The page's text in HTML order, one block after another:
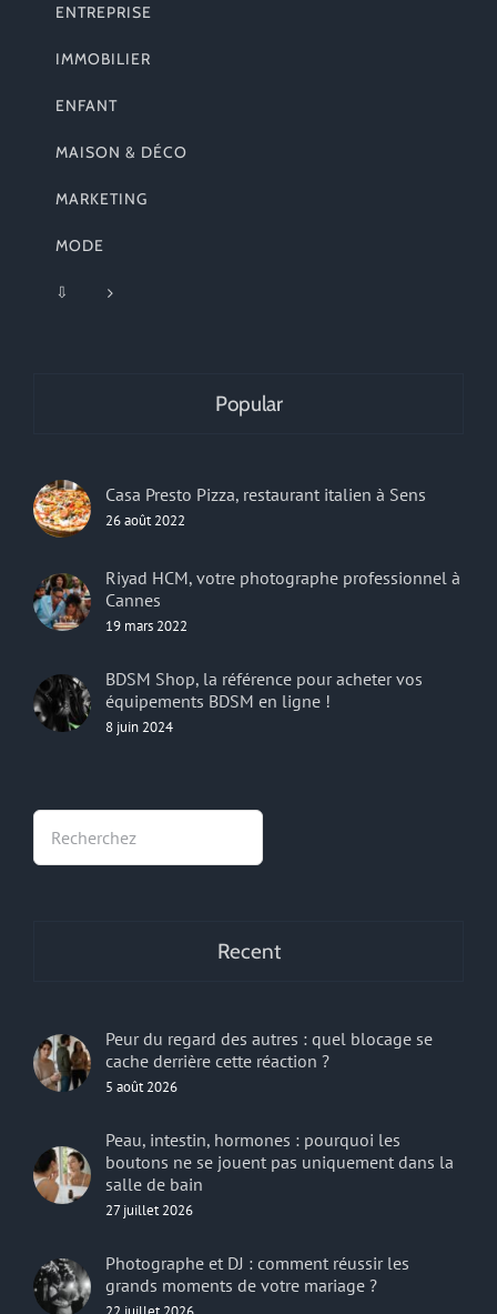
ENTREPRISE
IMMOBILIER
ENFANT
MAISON & DÉCO
MARKETING
MODE
⇩
Popular
Casa Presto Pizza, restaurant italien à Sens
26 août 2022
Riyad HCM, votre photographe professionnel à
Cannes
19 mars 2022
BDSM Shop, la référence pour acheter vos
équipements BDSM en ligne !
8 juin 2024
Recent
Peur du regard des autres : quel blocage se
cache derrière cette réaction ?
5 août 2026
Peau, intestin, hormones : pourquoi les
boutons ne se jouent pas uniquement dans la
salle de bain
27 juillet 2026
Photographe et DJ : comment réussir les
grands moments de votre mariage ?